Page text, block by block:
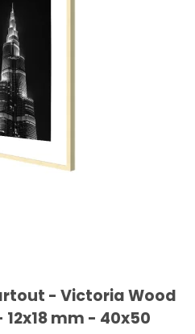
- Victoria Wood
12x18 mm - 40x50